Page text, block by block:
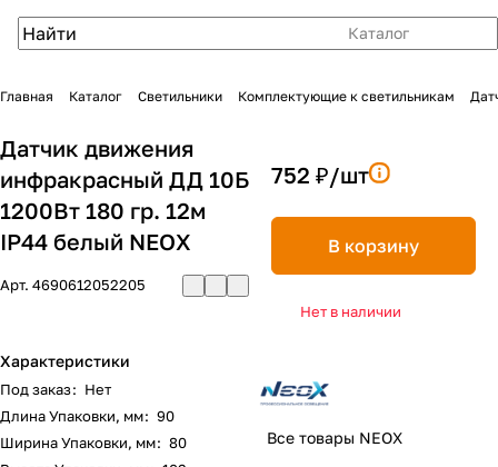
Каталог
Главная Каталог Светильники Комплектующие к светильникам
Датчик движения
инфракрасный ДД 10Б
1200Вт 180 гр. 12м
IP44 белый NEOX
Арт. 4690612052205
Характеристики
Под заказ: Нет
Длина Упаковки, мм: 90
Ширина Упаковки, мм: 80
752 ₽/шт
В корзину
Нет в наличии
Все товары NEOX